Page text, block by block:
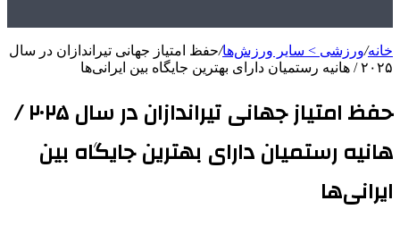
خانه/ورزشی > سایر ورزش‌ها/حفظ امتیاز جهانی تیراندازان در سال
۲۰۲۵ / هانیه رستمیان دارای بهترین جایگاه بین ایرانی‌ها
حفظ امتیاز جهانی تیراندازان در سال ۲۰۲۵ /
هانیه رستمیان دارای بهترین جایگاه بین
ایرانی‌ها